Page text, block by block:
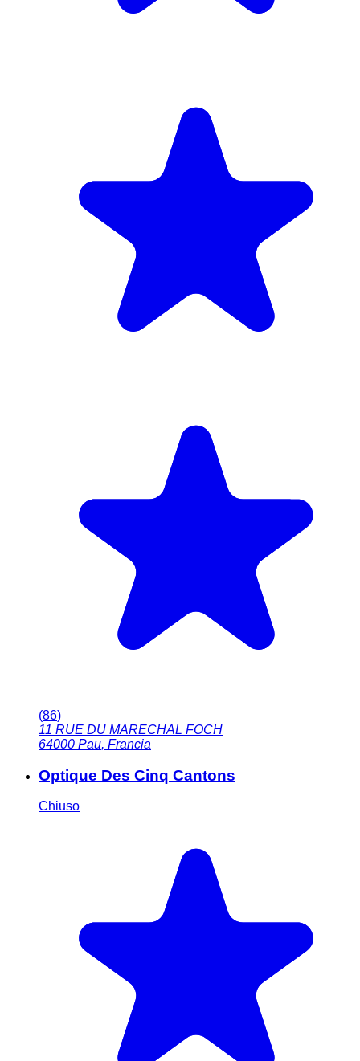
(86)
11 RUE DU MARECHAL FOCH
64000 Pau, Francia
Optique Des Cinq Cantons
Chiuso